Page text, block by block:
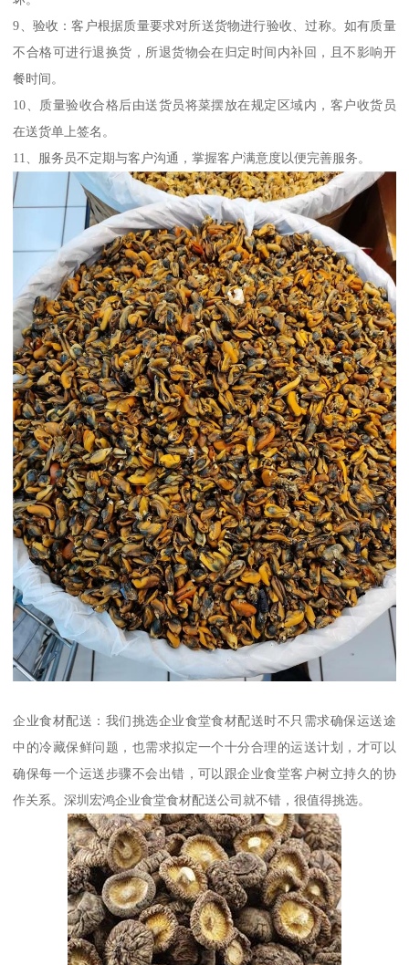
9、验收：客户根据质量要求对所送货物进行验收、过称。如有质量
不合格可进行退换货，所退货物会在归定时间内补回，且不影响开
餐时间。
10、质量验收合格后由送货员将菜摆放在规定区域内，客户收货员
在送货单上签名。
11、服务员不定期与客户沟通，掌握客户满意度以便完善服务。
企业食材配送：我们挑选企业食堂食材配送时不只需求确保运送途
中的冷藏保鲜问题，也需求拟定一个十分合理的运送计划，才可以
确保每一个运送步骤不会出错，可以跟企业食堂客户树立持久的协
作关系。深圳宏鸿企业食堂食材配送公司就不错，很值得挑选。